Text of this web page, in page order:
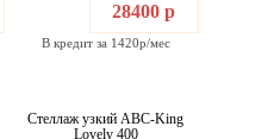
28400 р
В кредит за 1420р/мес
Стеллаж узкий ABC-King
Lovely 400